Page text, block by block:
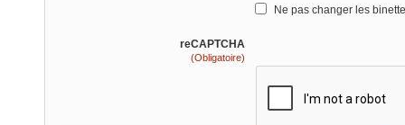
Ne pas changer les
reCAPTCHA
(Obligatoire)